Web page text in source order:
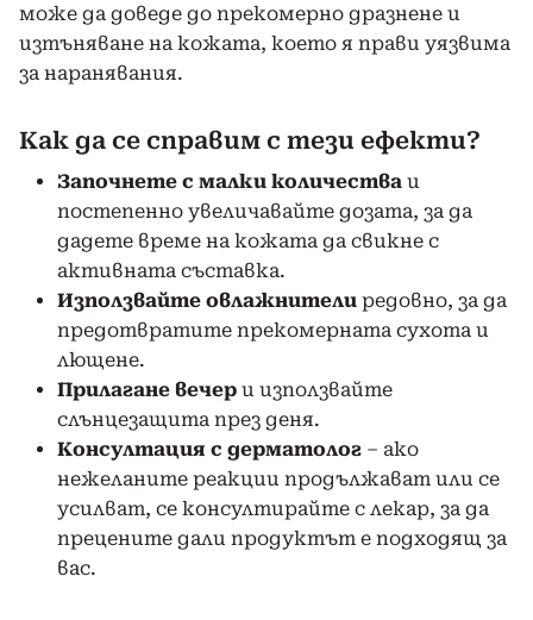
може да доведе до прекомерно дразнене и
изтъняване на кожата, което я прави уязвима
за наранявания.
Как да се справим с тези ефекти?
Започнете с малки количества и
постепенно увеличавайте дозата, за да
дадете време на кожата да свикне с
активната съставка.
Използвайте овлажнители редовно, за да
предотвратите прекомерната сухота и
лющене.
Прилагане вечер и използвайте
слънцезащита през деня.
Консултация с дерматолог – ако
нежеланите реакции продължават или се
усилват, се консултирайте с лекар, за да
прецените дали продуктът е подходящ за
вас.